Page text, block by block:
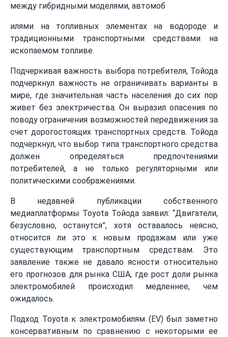
между гибридными моделями, автомоб
илями на топливных элементах на водороде и
традиционными транспортными средствами на
ископаемом топливе.
Подчеркивая важность выбора потребителя, Тойода
подчеркнул важность не ограничивать варианты в
мире, где значительная часть населения до сих пор
живет без электричества. Он выразил опасения по
поводу ограничения возможностей передвижения за
счет дорогостоящих транспортных средств. Тойода
подчеркнул, что выбор типа транспортного средства
должен определяться предпочтениями
потребителей, а не только регуляторными или
политическими соображениями.
В недавней публикации собственного
медиаплатформы Toyota Тойода заявил: “Двигатели,
безусловно, останутся”, хотя оставалось неясно,
относится ли это к новым продажам или уже
существующим транспортным средствам. Это
заявление также не давало ясности относительно
его прогнозов для рынка США, где рост доли рынка
электромобилей происходил медленнее, чем
ожидалось.
Подход Toyota к электромобилям (EV) был заметно
консервативным по сравнению с некоторыми ее